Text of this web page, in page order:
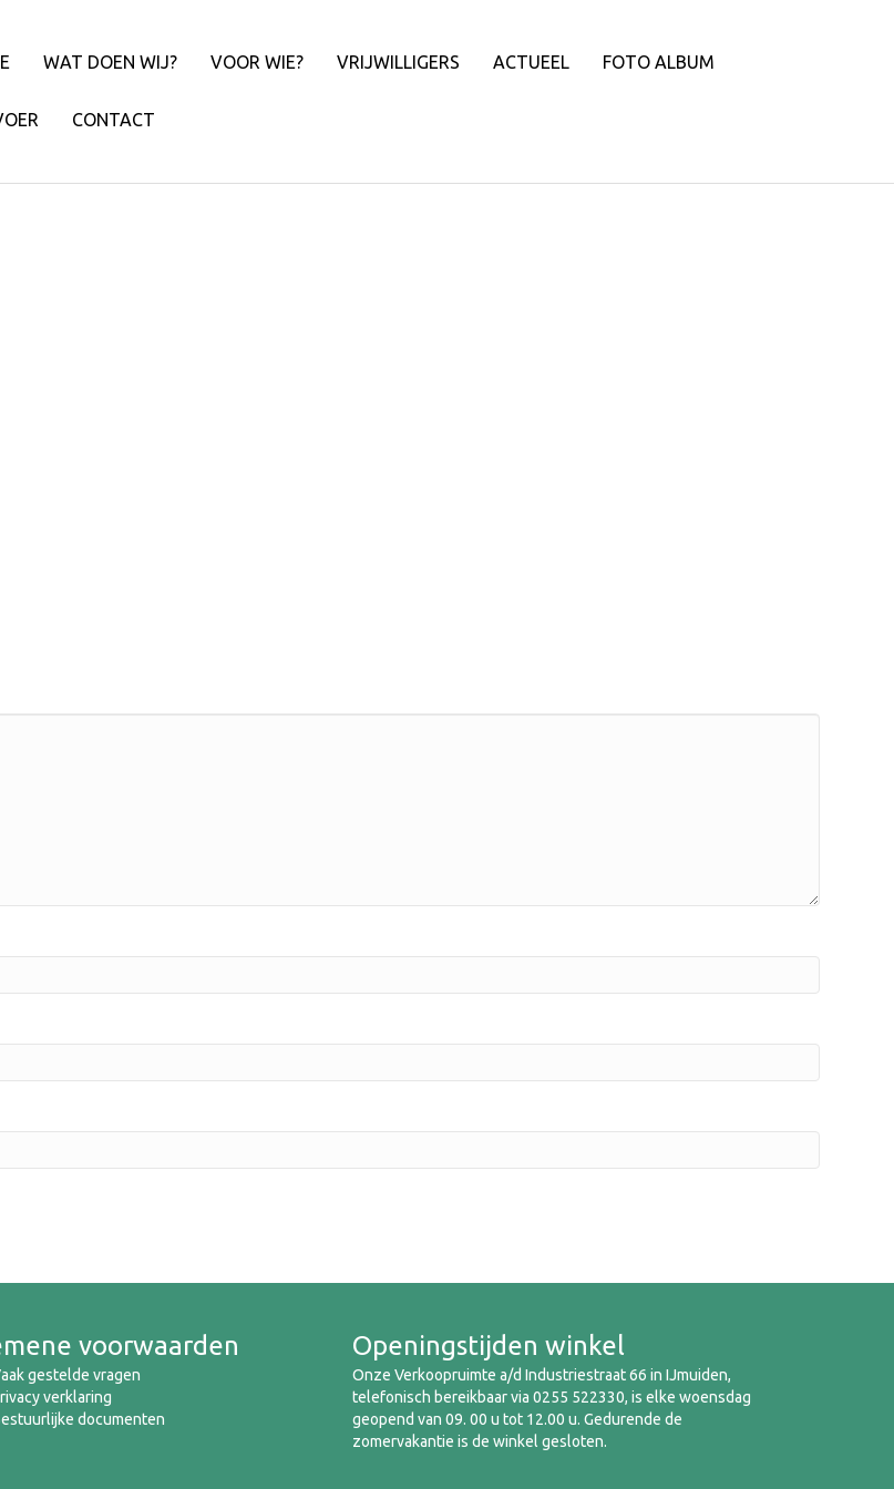
WAT DOEN WIJ? VOOR WIE? VRIJWILLIGERS ACTUEEL FOTO ALBUM
CONTACT
voorwaarden
gestelde vragen
verklaring
documenten
Openingstijden winkel
Onze Verkoopruimte a/d Industriestraat 66 in IJmuiden,
telefonisch bereikbaar via 0255 522330, is elke woensdag
geopend van 09. 00 u tot 12.00 u. Gedurende de
zomervakantie is de winkel gesloten.